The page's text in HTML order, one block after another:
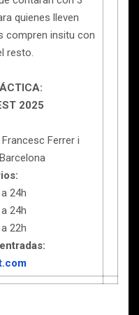
quienes lleven
compren insitu con
resto.
2025
Ferrer i
24h
24h
22h